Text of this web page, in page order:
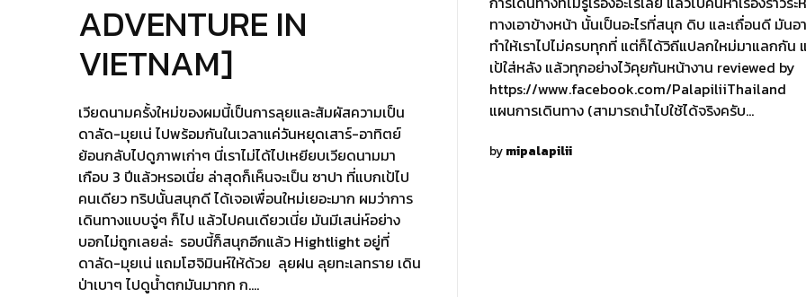
ADVENTURE IN
VIETNAM]
เวียดนามครั้งใหม่ของผมนี้เป็นการลุยและสัมผัสความเป็น
ดาลัด-มุยเน่ ไปพร้อมกันในเวลาแค่วันหยุดเสาร์-อาทิตย์
ย้อนกลับไปดูภาพเก่าๆ นี่เราไม่ได้ไปเหยียบเวียดนามมา
เกือบ 3 ปีแล้วหรอเนี่ย ล่าสุดก็เห็นจะเป็น ซาปา ที่แบกเป้ไป
คนเดียว ทริปนั้นสนุกดี ได้เจอเพื่อนใหม่เยอะมาก ผมว่าการ
เดินทางแบบจู่ๆ ก็ไป แล้วไปคนเดียวเนี่ย มันมีเสน่ห์อย่าง
บอกไม่ถูกเลยล่ะ รอบนี้ก็สนุกอีกแล้ว Hightlight อยู่ที่
ดาลัด-มุยเน่ แถมโฮจิมินห์ให้ด้วย ลุยฝน ลุยทะเลทราย เดิน
ป่าเบาๆ ไปดูน้ำตกมันมากก ก.…
ทางเอาข้างหน้า นั้นเป็นอะไรที่สนุก ดิบ และเถื่อนดี มันอ
ทำให้เราไปไม่ครบทุกที่ แต่ก็ได้วิถีแปลกใหม่มาแลกกัน
เป้ใส่หลัง แล้วทุกอย่างไว้คุยกันหน้างาน reviewed by
https://www.facebook.com/PalapiliiThailand
แผนการเดินทาง (สามารถนำไปใช้ได้จริงครับ…
by mipalapilii